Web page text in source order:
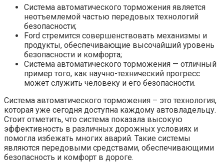
Система автоматического торможения является
неотъемлемой частью передовых технологий
безопасности;
Ford стремится совершенствовать механизмы и
продукты, обеспечивающие высочайший уровень
безопасности и комфорта;
Система автоматического торможения — отличный
пример того, как научно-технический прогресс
может служить человеку и его безопасности.
Система автоматического торможения – это технология,
которая уже сегодня доступна каждому автовладельцу.
Стоит отметить, что система показала высокую
эффективность в различных дорожных условиях и
помогла избежать многих аварий. Такие системы
являются передовыми средствами, обеспечивающими
безопасность и комфорт в дороге.